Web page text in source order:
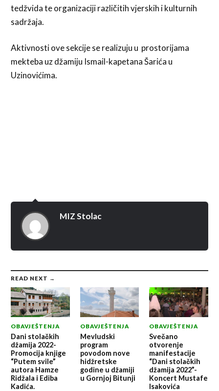
tedžvida te organizaciji različitih vjerskih i kulturnih
sadržaja.
Aktivnosti ove sekcije se realizuju u prostorijama
mekteba uz džamiju Ismail-kapetana Šarića u
Uzinovićima.
MIZ Stolac
READ NEXT →
OBAVJEŠTENJA
Dani stolačkih
džamija 2022-
Promocija knjige
“Putem svile”
autora Hamze
Ridžala i Ediba
Kadića.
OBAVJEŠTENJA
Mevludski
program
povodom nove
hidžretske
godine u džamiji
u Gornjoj Bitunji
OBAVJEŠTENJA
Svečano
otvorenje
manifestacije
“Dani stolačkih
džamija 2022”-
Koncert Mustafe
Isakovića